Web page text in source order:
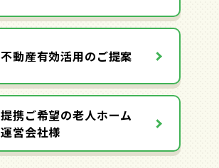
不動産有効活用のご提案
提携ご希望の老人ホーム
運営会社様